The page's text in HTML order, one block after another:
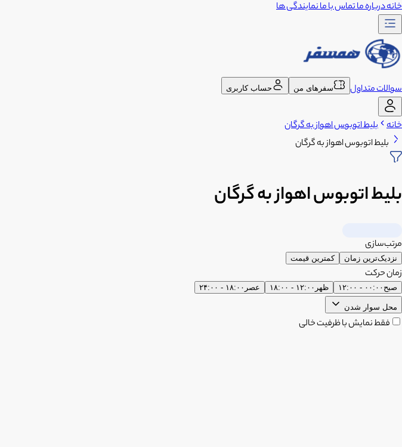
خانهدرباره ماتماس با مانمایندگی ها
سوالات متداول سفرهای من حساب کاربری
خانه بلیط اتوبوس اهواز به گرگان
بلیط اتوبوس اهواز به گرگان
بلیط اتوبوس اهواز به گرگان
مرتب‌سازی
نزدیک‌ترین زمان کمترین قیمت
زمان حرکت
صبح ۰۰:۰۰ - ۱۲:۰۰ ظهر ۱۲:۰۰ - ۱۸:۰۰ عصر ۱۸:۰۰ - ۲۴:۰۰
محل سوار شدن
فقط نمایش با ظرفیت خالی